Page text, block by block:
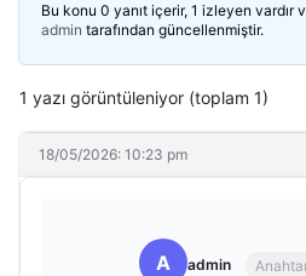
Bu konu 0 yanıt içerir, 1 izleyen vardır
admin tarafından güncellenmiştir.
1 yazı görüntüleniyor (toplam 1)
18/05/2026: 10:23 pm
A admin